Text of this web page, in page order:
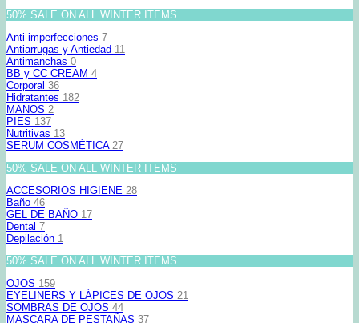
50% SALE ON ALL WINTER ITEMS
Anti-imperfecciones 7
Antiarrugas y Antiedad 11
Antimanchas 0
BB y CC CREAM 4
Corporal 36
Hidratantes 182
MANOS 2
PIES 137
Nutritivas 13
SERUM COSMÉTICA 27
50% SALE ON ALL WINTER ITEMS
ACCESORIOS HIGIENE 28
Baño 46
GEL DE BAÑO 17
Dental 7
Depilación 1
50% SALE ON ALL WINTER ITEMS
OJOS 159
EYELINERS Y LÁPICES DE OJOS 21
SOMBRAS DE OJOS 44
MASCARA DE PESTAÑAS 37